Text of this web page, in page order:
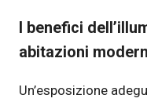
I benefici
abitazioni
Un’esposizione